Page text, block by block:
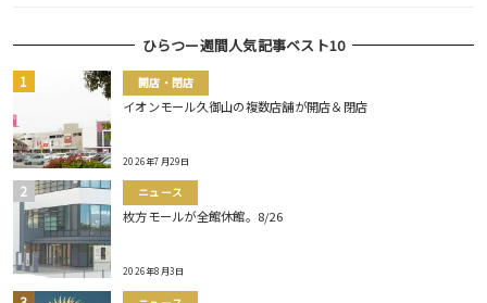
ひらつー週間人気記事ベスト10
開店・閉店
イオンモール久御山の複数店舗が開店＆閉店
2026年7月29日
ニュース
枚方モールが全館休館。8/26
2026年8月3日